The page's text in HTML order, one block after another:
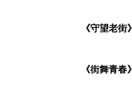
《守望老街》
《街舞青春》